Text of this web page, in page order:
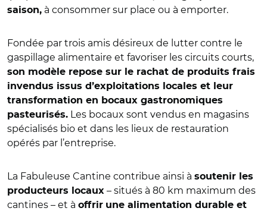
saison, à consommer sur place ou à emporter.
Fondée par trois amis désireux de lutter contre le
gaspillage alimentaire et favoriser les circuits courts,
son modèle repose sur le rachat de produits frais
invendus issus d’exploitations locales et leur
transformation en bocaux gastronomiques
pasteurisés. Les bocaux sont vendus en magasins
spécialisés bio et dans les lieux de restauration
opérés par l’entreprise.
La Fabuleuse Cantine contribue ainsi à soutenir les
producteurs locaux – situés à 80 km maximum des
cantines – et à offrir une alimentation durable et